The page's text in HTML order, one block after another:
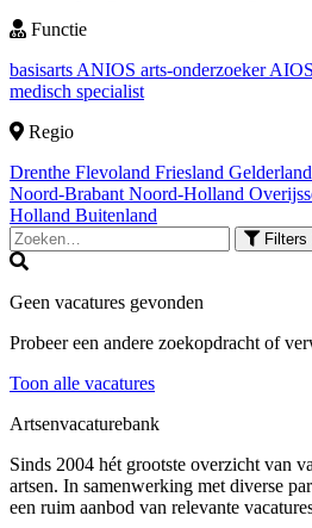
Functie
basisarts ANIOS arts-onderzoekerAIOS
medisch specialist
Regio
Drenthe Flevoland Friesland Gelderland
Noord-Brabant Noord-Holland
Holland Buitenland
Filters
Geen vacatures gevonden
Probeer een andere zoekopdracht of
Toon alle vacatures
Artsenvacaturebank
Sinds 2004 hét grootste overzicht van
artsen. In samenwerking met diverse
een ruim aanbod van relevante